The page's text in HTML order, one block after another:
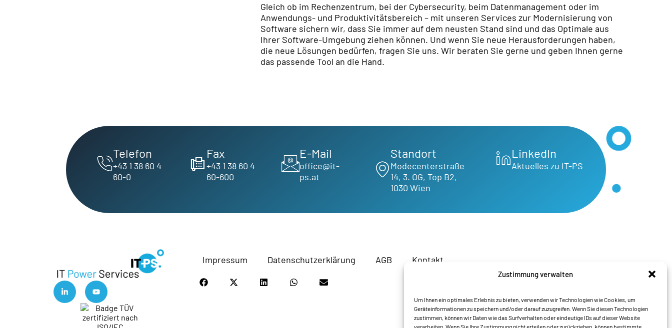
Zustimmung verwalten
Um Ihnen ein optimales Erlebnis zu bieten, verwenden wir Technologien wie Cookies, um
Geräteinformationen zu speichern und/oder darauf zuzugreifen. Wenn Sie diesen Technologien
zustimmen, können wir Daten wie das Surfverhalten oder eindeutige IDs auf dieser Website
verarbeiten. Wenn Sie Ihre Zustimmung nicht erteilen oder zurückziehen, können bestimmte
Gleich ob im Rechenzentrum, bei der Cybersecurity, beim Datenmanagement oder im
Anwendungs- und Produktivitätsbereich – mit unseren Services zur Modernisierung von
Software sichern wir, dass Sie immer auf dem neusten Stand sind und das Optimale aus
Ihrer Software-Umgebung ziehen können. Und wenn Sie neue Herausforderungen haben,
die neue Lösungen bedürfen, fragen Sie uns. Wir beraten Sie gerne und geben Ihnen gerne
das passende Tool an die Hand.
Telefon
+43 1 38 60 4
60-0
Fax
+43 1 38 60 4
60-600
E-Mail
office@it-
ps.at
Standort
Modecenterstraße
14, 3. OG, Top B2,
1030 Wien
LinkedIn
Aktuelles zu IT-PS
Impressum Datenschutzerklärung AGB Kontakt